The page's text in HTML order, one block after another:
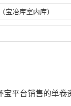
宝冶库室内库）
宝平台销售的单卷